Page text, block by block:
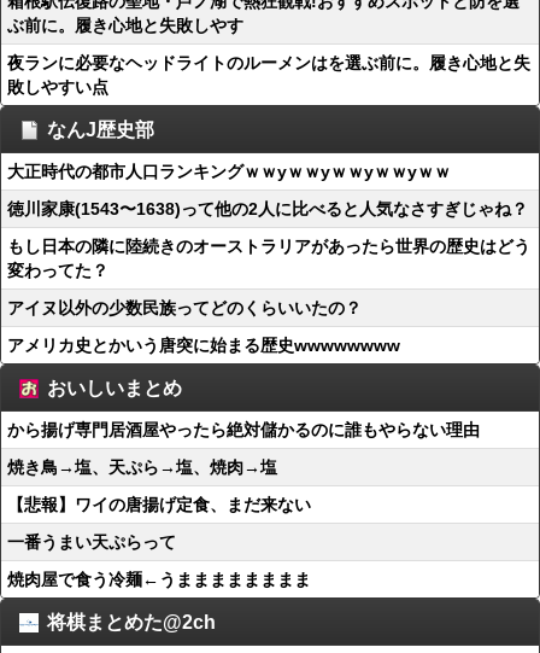
ぶ前に。履き心地と失敗しやす
夜ランに必要なヘッドライトのルーメンはを選ぶ前に。履き心地と失
敗しやすい点
なんJ歴史部
大正時代の都市人口ランキングｗｗyｗｗyｗｗyｗｗyｗｗ
徳川家康(1543〜1638)って他の2人に比べると人気なさすぎじゃね？
もし日本の隣に陸続きのオーストラリアがあったら世界の歴史はどう
変わってた？
アイヌ以外の少数民族ってどのくらいいたの？
アメリカ史とかいう唐突に始まる歴史wwwwwwww
おいしいまとめ
から揚げ専門居酒屋やったら絶対儲かるのに誰もやらない理由
焼き鳥→塩、天ぷら→塩、焼肉→塩
【悲報】ワイの唐揚げ定食、まだ来ない
一番うまい天ぷらって
焼肉屋で食う冷麺←うまままままままま
将棋まとめた@2ch